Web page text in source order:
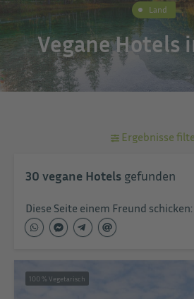
Land
Vegane Hotels
Ergebnisse
30 vegane Hotels gefunden
Diese Seite einem Freund schicken:
100 % Vegetarisch